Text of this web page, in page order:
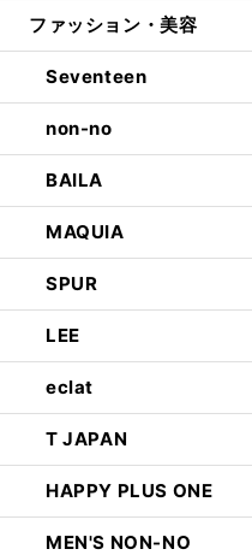
ファッション・美容
Seventeen
non-no
BAILA
MAQUIA
SPUR
LEE
eclat
T JAPAN
HAPPY PLUS ONE
MEN'S NON-NO